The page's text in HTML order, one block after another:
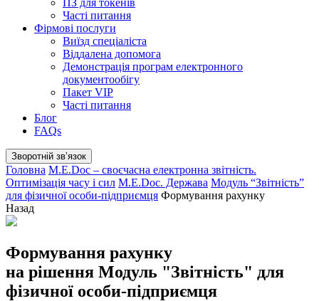
ПЗ для токенів
Часті питання
Фірмові послуги
Виїзд спеціаліста
Віддалена допомога
Демонстрація програм електронного
документообігу
Пакет VIP
Часті питання
Блог
FAQs
Зворотній звʼязок
Головна M.E.Doc – своєчасна електронна звітність.
Оптимізація часу і сил M.E.Doc. Держава Модуль “Звітність”
для фізичної особи-підприємця Формування рахунку
Назад
Формування рахунку
на рішення Модуль "Звітність" для
фізичної особи-підприємця